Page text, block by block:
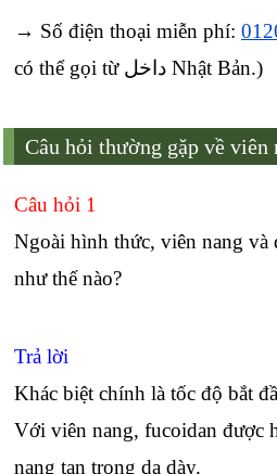
→ Số điện thoại miễn phí:
có thể gọi từ داخل Nhật Bản.)
Câu hỏi thường gặp về viên
Câu hỏi 1
Ngoài hình thức, viên nang và
như thế nào?
Trả lời
Khác biệt chính là tốc độ bắt
Với viên nang, fucoidan được
nang tan trong dạ dày.